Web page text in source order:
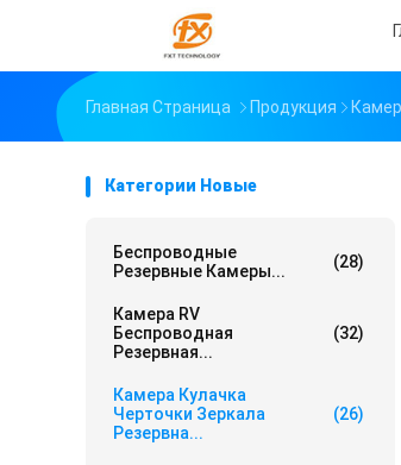
Главная Страница Продукция
Категории Новые
Беспроводные
Резервные Камеры...
(28)
Камера RV
Беспроводная
Резервная...
(32)
Камера Кулачка
Черточки Зеркала
Резервна...
(26)